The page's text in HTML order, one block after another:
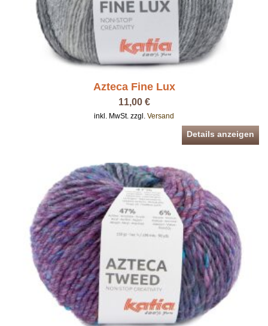
Azteca Fine Lux
11,00 €
inkl. MwSt. zzgl. Versand
Details anzeigen